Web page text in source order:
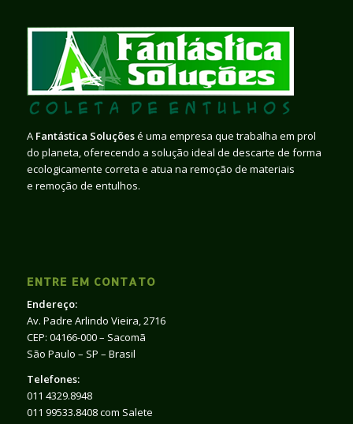
A Fantástica Soluçõesé uma empresa que trabalha em prol
do planeta, oferecendo a solução ideal de descarte de forma
ecologicamente correta e atua na remoção de materiais
e remoção de entulhos.
ENTRE EM CONTATO
Endereço:
Av. Padre Arlindo Vieira, 2716
CEP: 04166-000 – Sacomã
São Paulo – SP – Brasil
Telefones:
011 4329.8948
011 99533.8408 com Salete